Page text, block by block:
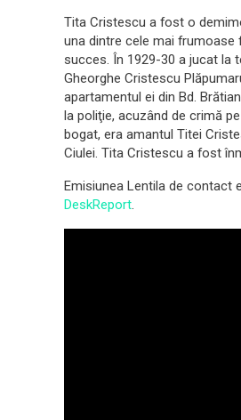
Tita Cristescu a fost o
una dintre cele mai frumoase
succes. În 1929-30 a jucat la
Gheorghe Cristescu
apartamentul ei din Bd.
la poliţie, acuzând de crimă
bogat, era amantul Titei
Ciulei. Tita Cristescu a fost
Emisiunea Lentila de contact
DeskReport.